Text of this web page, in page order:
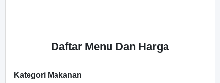
Daftar Menu Dan Harga
Kategori Makanan